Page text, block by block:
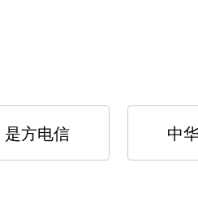
是方电信 中